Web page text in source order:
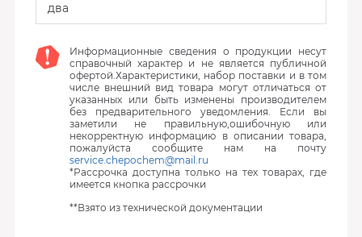
два
Информационные сведения о продукции несут
справочный характер и не является публичной
офертой.Характеристики, набор поставки и в том
числе внешний вид товара могут отличаться от
указанных или быть изменены производителем
без предварительного уведомления. Если вы
заметили не правильную,ошибочную или
некорректную информацию в описании товара,
пожалуйста сообщите нам на почту
service.chepochem@mail.ru
*Рассрочка доступна только на тех товарах, где
имеется кнопка рассрочки
**Взято из технической документации